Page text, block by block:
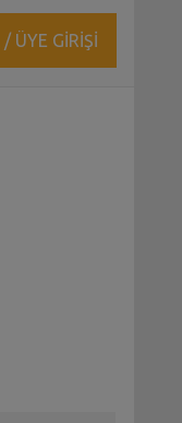
ÜYE GİRİŞİ